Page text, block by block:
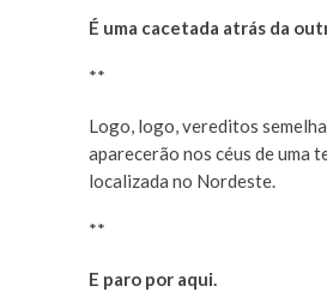
É uma cacetada atrás da
**
Logo, logo, vereditos
aparecerão nos céus de uma
localizada no Nordeste.
**
E paro por aqui.